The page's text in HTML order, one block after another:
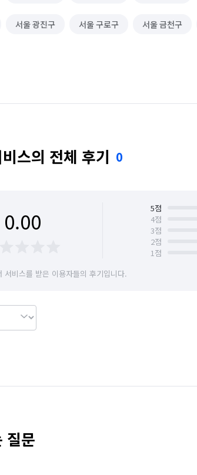
서울 광진구 서울 구로구 서울 금천구
스의 전체 후기 0
0.00 5점
4점
3점
2점
1점
서비스를 받은 이용자들의 후기입니다.
질문